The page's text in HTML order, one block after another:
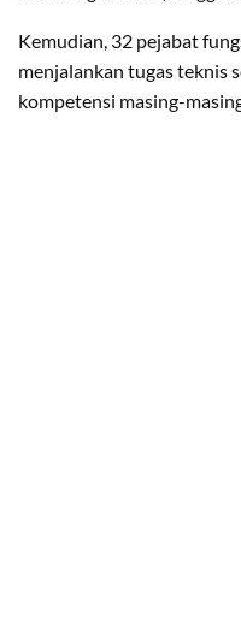
Kemudian, 32 pejabat
menjalankan tugas teknis
kompetensi masing-